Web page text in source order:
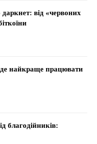
від «червоних
найкраще працювати
благодійників: